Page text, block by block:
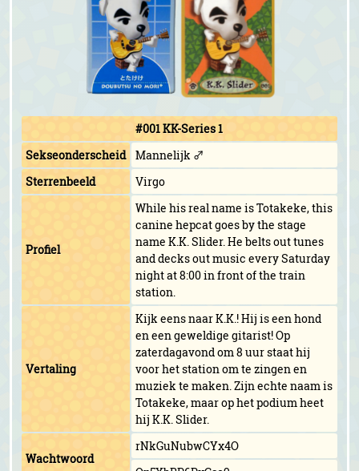
#001 KK-Series 1
Sekseonderscheid
Mannelijk ♂
Sterrenbeeld
Virgo
Profiel
While his real name is Totakeke, this
canine hepcat goes by the stage
name K.K. Slider. He belts out tunes
and decks out music every Saturday
night at 8:00 in front of the train
station.
Vertaling
Kijk eens naar K.K.! Hij is een hond
en een geweldige gitarist! Op
zaterdagavond om 8 uur staat hij
voor het station om te zingen en
muziek te maken. Zijn echte naam is
Totakeke, maar op het podium heet
hij K.K. Slider.
Wachtwoord
rNkGuNubwCYx4O